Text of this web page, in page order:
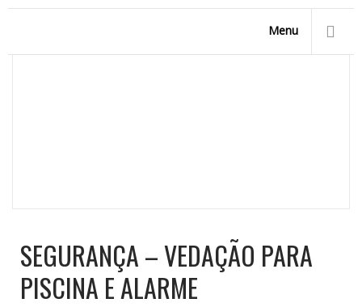
Menu
SEGURANÇA – VEDAÇÃO PARA
PISCINA E ALARME